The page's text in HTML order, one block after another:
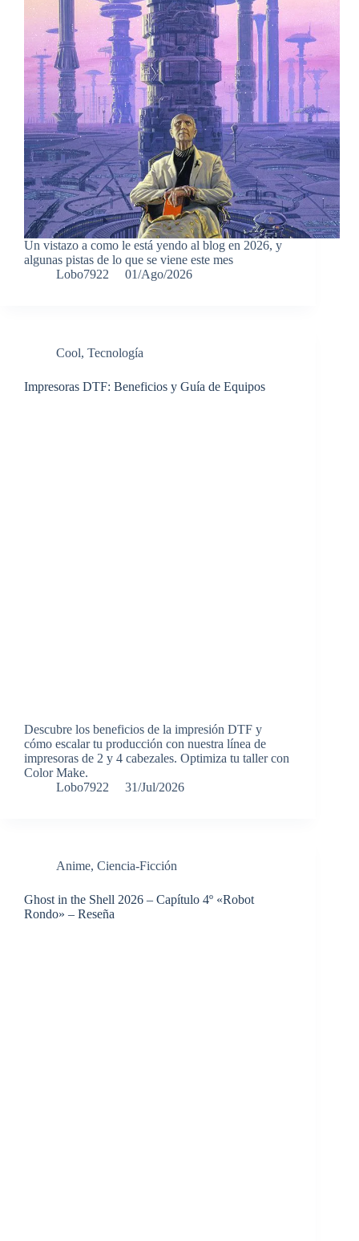
Un vistazo a como le está yendo al blog en 2026, y
algunas pistas de lo que se viene este mes
Lobo7922
01/Ago/2026
Cool, Tecnología
Impresoras DTF: Beneficios y Guía de Equipos
Descubre los beneficios de la impresión DTF y
cómo escalar tu producción con nuestra línea de
impresoras de 2 y 4 cabezales. Optimiza tu taller con
Color Make.
Lobo7922
31/Jul/2026
Anime, Ciencia-Ficción
Ghost in the Shell 2026 – Capítulo 4º «Robot
Rondo» – Reseña